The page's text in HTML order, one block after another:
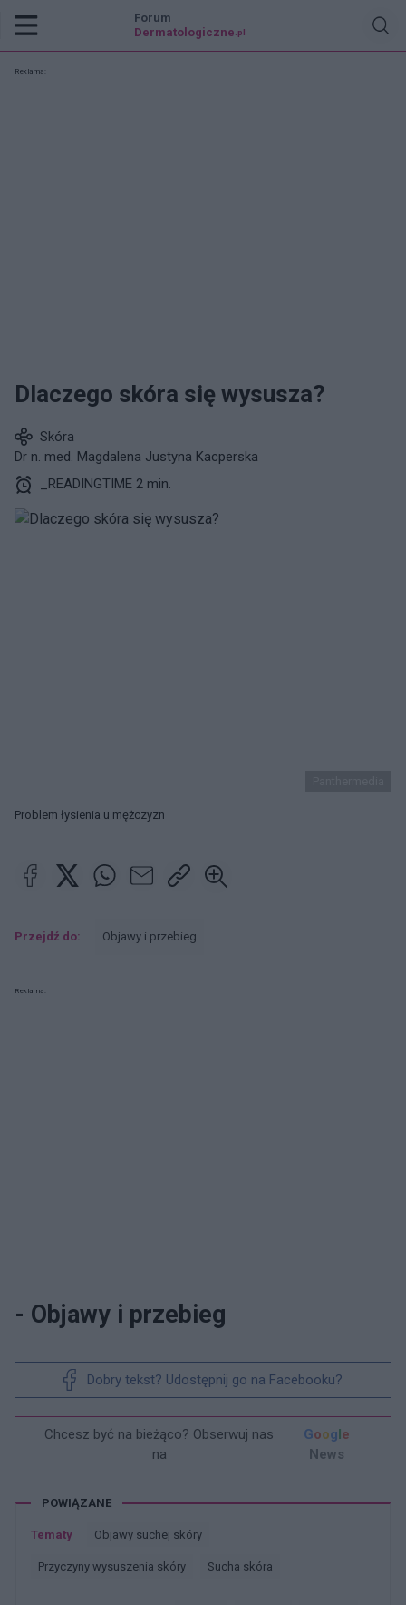
Forum
Dermatologiczne .pl
Reklama:
Dlaczego skóra się wysusza?
Skóra
Dr n. med. Magdalena Justyna Kacperska
_READINGTIME 2 min.
Problem łysienia u mężczyzn
Przejdź do: Objawy i przebieg
Reklama:
- Objawy i przebieg
Dobry tekst? Udostępnij go na Facebooku?
Chcesz być na bieżąco? Obserwuj nas
na
Google
News
POWIĄZANE
Tematy Objawy suchej skóry
Przyczyny wysuszenia skóry Sucha skóra